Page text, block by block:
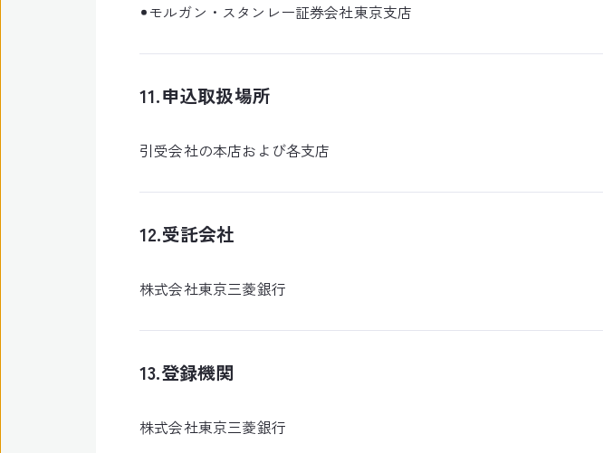
モルガン・スタンレー証券会社東京支店
11.申込取扱場所
引受会社の本店および各支店
12.受託会社
株式会社東京三菱銀行
13.登録機関
株式会社東京三菱銀行